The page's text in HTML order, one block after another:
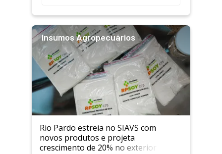
Insumos Agropecuários
Rio Pardo estreia no SIAVS com
novos produtos e projeta
crescimento de 20% no exterior